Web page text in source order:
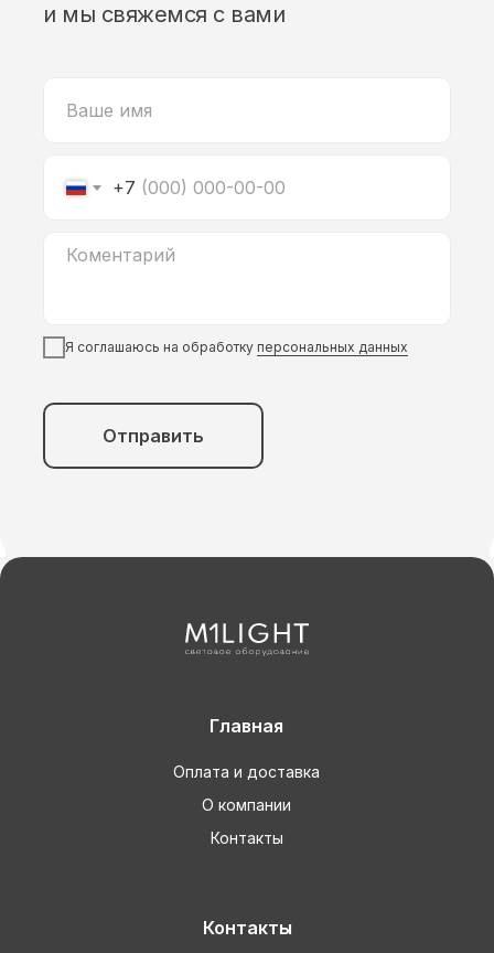
+7
Я соглашаюсь на обработку персональных данных
Отправить
и мы свяжемся с вами
Контакты
Главная
Оплата и доставка
О компании
Контакты